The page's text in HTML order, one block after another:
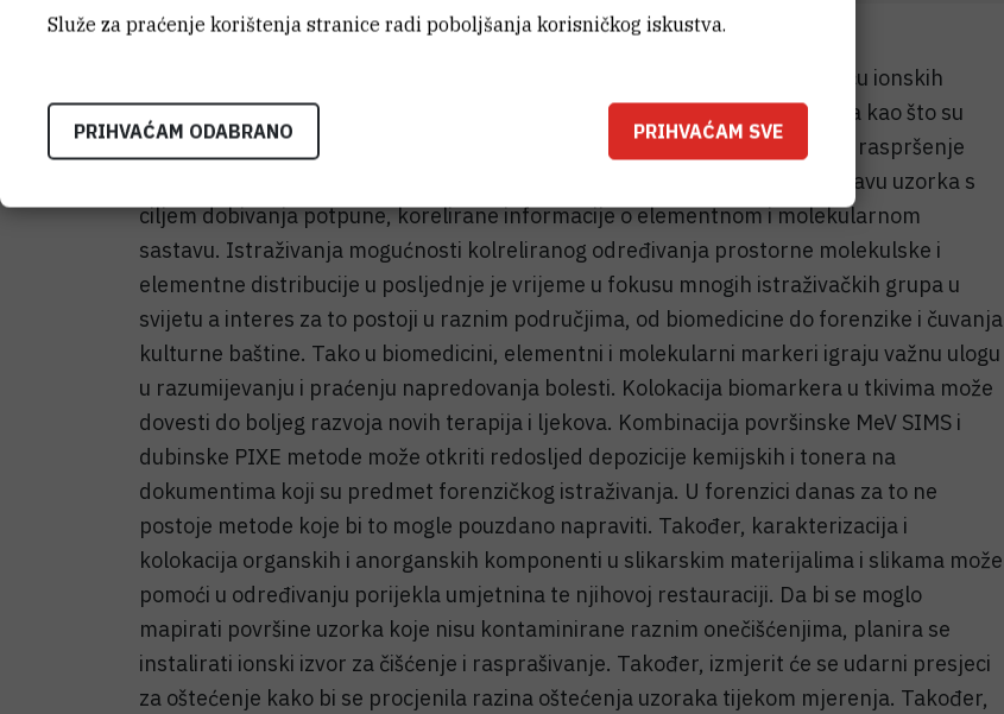
U ovom projektu cilj je sekvencionalno povezati metode za analizu pomoću ionskih
snopiva (IBA metoda) koje služe za određivanje 2D distribucije elemenata kao što su
česticama inducirana emisija X-zračenja (PIXE) i Rutherfordovo elastično raspršenje
unatrag (RBS), s MeV SIMS-om koji daje informaciju o molekularnom sastavu uzorka s
ciljem dobivanja potpune, korelirane informacije o elementnom i molekularnom
sastavu. Istraživanja mogućnosti kolreliranog određivanja prostorne molekulske i
elementne distribucije u posljednje je vrijeme u fokusu mnogih istraživačkih grupa u
svijetu a interes za to postoji u raznim područjima, od biomedicine do forenzike i čuvanja
kulturne baštine. Tako u biomedicini, elementni i molekularni markeri igraju važnu ulogu
u razumijevanju i praćenju napredovanja bolesti. Kolokacija biomarkera u tkivima može
dovesti do boljeg razvoja novih terapija i ljekova. Kombinacija površinske MeV SIMS i
dubinske PIXE metode može otkriti redosljed depozicije kemijskih i tonera na
dokumentima koji su predmet forenzičkog istraživanja. U forenzici danas za to ne
postoje metode koje bi to mogle pouzdano napraviti. Također, karakterizacija i
kolokacija organskih i anorganskih komponenti u slikarskim materijalima i slikama može
pomoći u određivanju porijekla umjetnina te njihovoj restauraciji. Da bi se moglo
mapirati površine uzorka koje nisu kontaminirane raznim onečišćenjima, planira se
instalirati ionski izvor za čišćenje i rasprašivanje. Također, izmjerit će se udarni presjeci
za oštećenje kako bi se procjenila razina oštećenja uzoraka tijekom mjerenja. Također,
Služe za praćenje korištenja stranice radi poboljšanja korisničkog iskustva.
PRIHVAĆAM ODABRANO PRIHVAĆAM SVE